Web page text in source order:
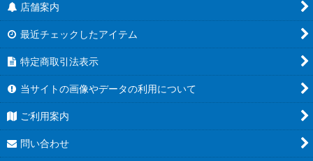
店舗案内
最近チェックしたアイテム
特定商取引法表示
当サイトの画像やデータの利用について
ご利用案内
問い合わせ